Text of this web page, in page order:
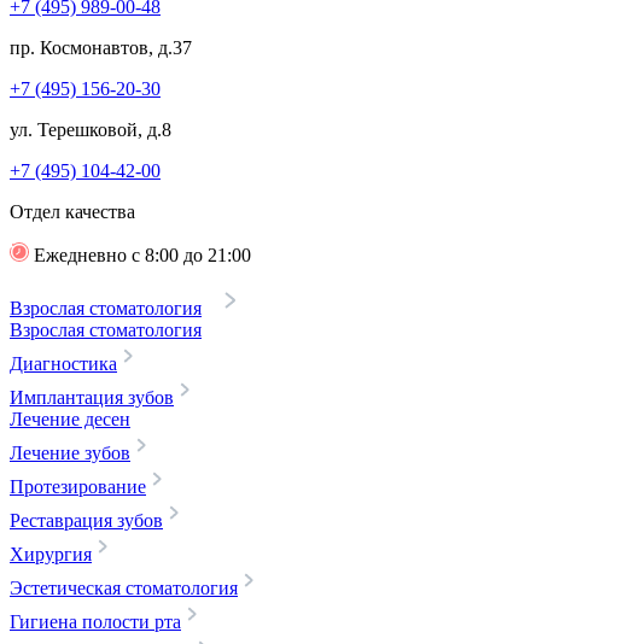
+7 (495) 989-00-48
пр. Космонавтов, д.37
+7 (495) 156-20-30
ул. Терешковой, д.8
+7 (495) 104-42-00
Отдел качества
Ежедневно с 8:00 до 21:00
Взрослая стоматология
Взрослая стоматология
Диагностика
Имплантация зубов
Лечение десен
Лечение зубов
Протезирование
Реставрация зубов
Хирургия
Эстетическая стоматология
Гигиена полости рта